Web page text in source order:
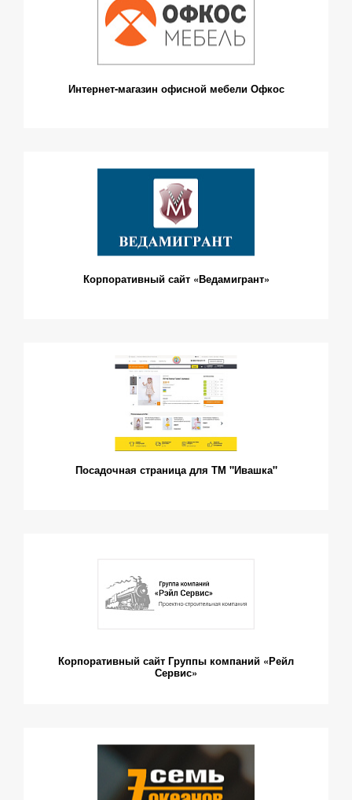
Интернет-магазин офисной мебели Офкос
Корпоративный сайт «Ведамигрант»
Посадочная страница для ТМ "Ивашка"
Корпоративный сайт Группы компаний «Рейл
Сервис»